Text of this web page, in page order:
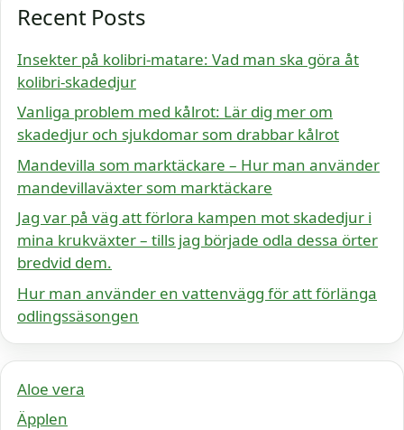
Recent Posts
Insekter på kolibri-matare: Vad man ska göra åt
kolibri-skadedjur
Vanliga problem med kålrot: Lär dig mer om
skadedjur och sjukdomar som drabbar kålrot
Mandevilla som marktäckare – Hur man använder
mandevillaväxter som marktäckare
Jag var på väg att förlora kampen mot skadedjur i
mina krukväxter – tills jag började odla dessa örter
bredvid dem.
Hur man använder en vattenvägg för att förlänga
odlingssäsongen
Aloe vera
Äpplen